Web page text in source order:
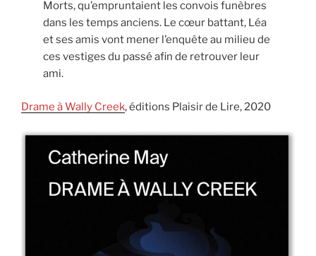
Morts, qu’empruntaient les convois funèbres
dans les temps anciens. Le cœur battant, Léa
et ses amis vont mener l’enquête au milieu de
ces vestiges du passé afin de retrouver leur
ami.
Drame à Wally Creek, éditions Plaisir de Lire, 2020